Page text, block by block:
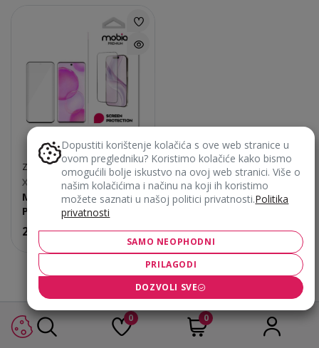
0 0
ZAŠTITNA STAKLA ZA MOBITEL
Xiaomi 14T/14T Pro
Mobia zaštita ekrana
Premium
22,90€
Ne znaš koji je proizvod pravi za
Dopustiti korištenje kolačića s ove web stranice u
ovom pregledniku? Koristimo kolačiće kako bismo
omogućili bolje iskustvo na ovoj web stranici. Više o
našim kolačićima i načinu na koji ih koristimo
možete saznati u našoj politici privatnosti.Politika
privatnosti
SAMO NEOPHODNI
PRILAGODI
DOZVOLI SVE